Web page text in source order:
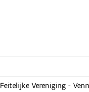
Feitelijke Vereniging -